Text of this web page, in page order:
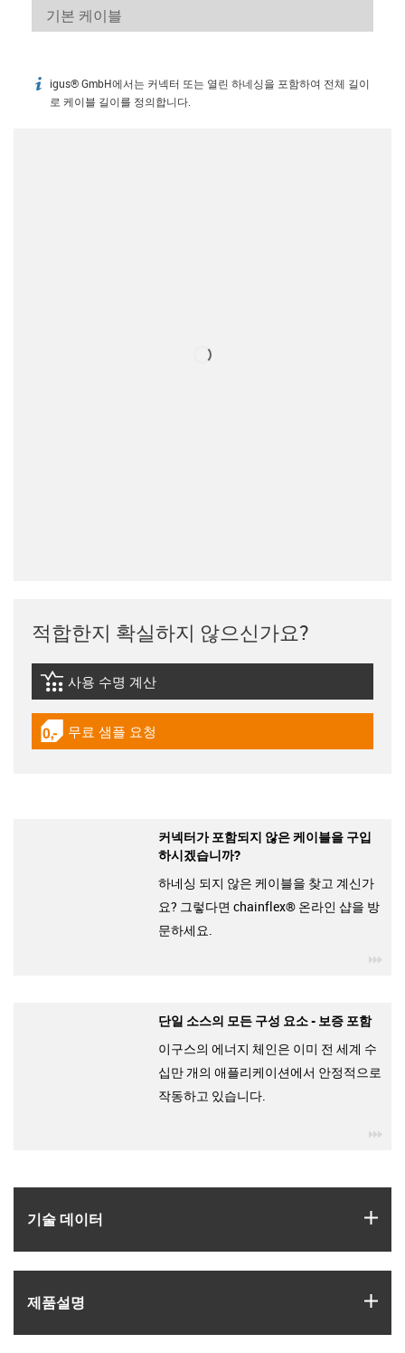
igus-icon-info
igus® GmbH에서는 커넥터 또는 열린 하네싱을 포함하여 전체 길이
로 케이블 길이를 정의합니다.
기술 데이터
제품­설명
적합한지 확실하지 않으신가요?
igus-icon-lebensdauerrechner
사용 수명 계산
igus-icon-gratismuster
무료 샘플 요청
커넥터가 포함되지 않은 케이블을 구입
하시겠습니까?
하네싱 되지 않은 케이블을 찾고 계신가
요? 그렇다면 chainflex® 온라인 샵을 방
문하세요.
단일 소스의 모든 구성 요소 - 보증 포함
이구스의 에너지 체인은 이미 전 세계 수
십만 개의 애플리케이션에서 안정적으로
작동하고 있습니다.